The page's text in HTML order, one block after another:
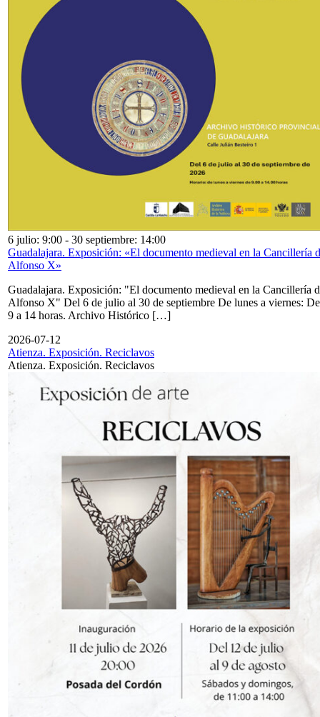
6 julio: 9:00 - 30 septiembre: 14:00
Guadalajara. Exposición: «El documento medieval en la Cancillería
Alfonso X»
Guadalajara. Exposición: "El documento medieval en la Cancillería
Alfonso X" Del 6 de julio al 30 de septiembre De lunes a viernes: De
9 a 14 horas. Archivo Histórico […]
2026-07-12
Atienza. Exposición. Reciclavos
Atienza. Exposición. Reciclavos